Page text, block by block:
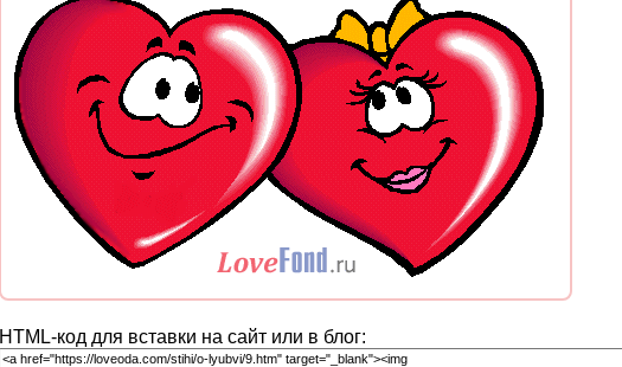
HTML-код для вставки на сайт или в блог: